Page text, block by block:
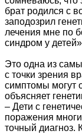
брат родился с
заподозрил
лечения мне по
синдром у
Это одна из
с точки зрения
симптомы могут
объясняет
– Дети с
поражения
точный диагноз.